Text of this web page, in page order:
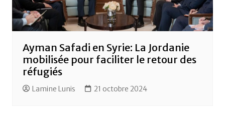
Ayman Safadi en Syrie: La Jordanie
mobilisée pour faciliter le retour des
réfugiés
Lamine Lunis 21 octobre 2024